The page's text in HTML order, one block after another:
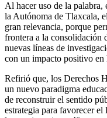
Al hacer uso de la palabra,
la Autónoma de Tlaxcala,
gran relevancia, porque
frontera a la consolidación
nuevas líneas de
con un impacto positivo en
Refirió que, los Derechos
un nuevo paradigma
de reconstruir el sentido
estrategia para favorecer